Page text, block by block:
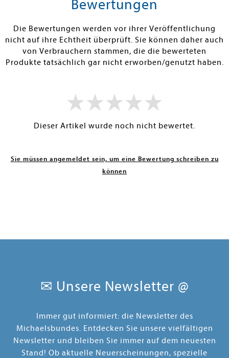
Bewertungen
Die Bewertungen werden vor ihrer Veröffentlichung
nicht auf ihre Echtheit überprüft. Sie können daher auch
von Verbrauchern stammen, die die bewerteten
Produkte tatsächlich gar nicht erworben/genutzt haben.
Dieser Artikel wurde noch nicht bewertet.
Sie müssen angemeldet sein, um eine Bewertung schreiben zu
können
✉ Unsere Newsletter @
Immer gut informiert: die Newsletter des
Michaelsbundes. Entdecken Sie unsere vielfältigen
Newsletter und bleiben Sie immer auf dem neuesten
Stand! Ob aktuelle Neuerscheinungen, spezielle